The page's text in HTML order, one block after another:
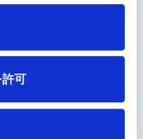
可
兼 リハビリテーショ